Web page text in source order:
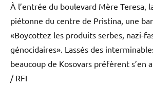
À l’entrée du boulevard Mère Teresa,
piétonne du centre de Pristina, une
«Boycottez les produits serbes, nazi-
génocidaires». Lassés des
beaucoup de Kosovars préfèrent s’en
/ RFI